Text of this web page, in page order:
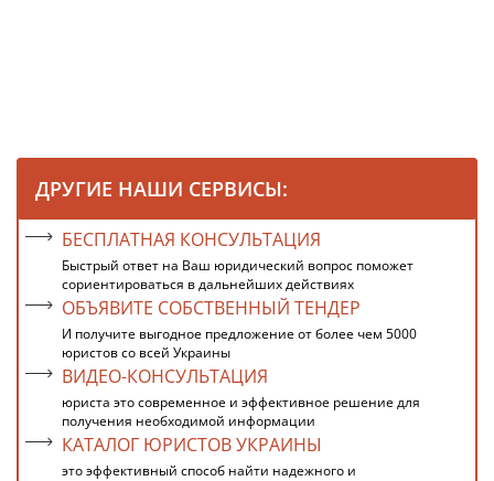
ДРУГИЕ НАШИ СЕРВИСЫ:
БЕСПЛАТНАЯ КОНСУЛЬТАЦИЯ
Быстрый ответ на Ваш юридический вопрос поможет
сориентироваться в дальнейших действиях
ОБЪЯВИТЕ СОБСТВЕННЫЙ ТЕНДЕР
И получите выгодное предложение от более чем 5000
юристов со всей Украины
ВИДЕО-КОНСУЛЬТАЦИЯ
юриста это современное и эффективное решение для
получения необходимой информации
КАТАЛОГ ЮРИСТОВ УКРАИНЫ
это эффективный способ найти надежного и